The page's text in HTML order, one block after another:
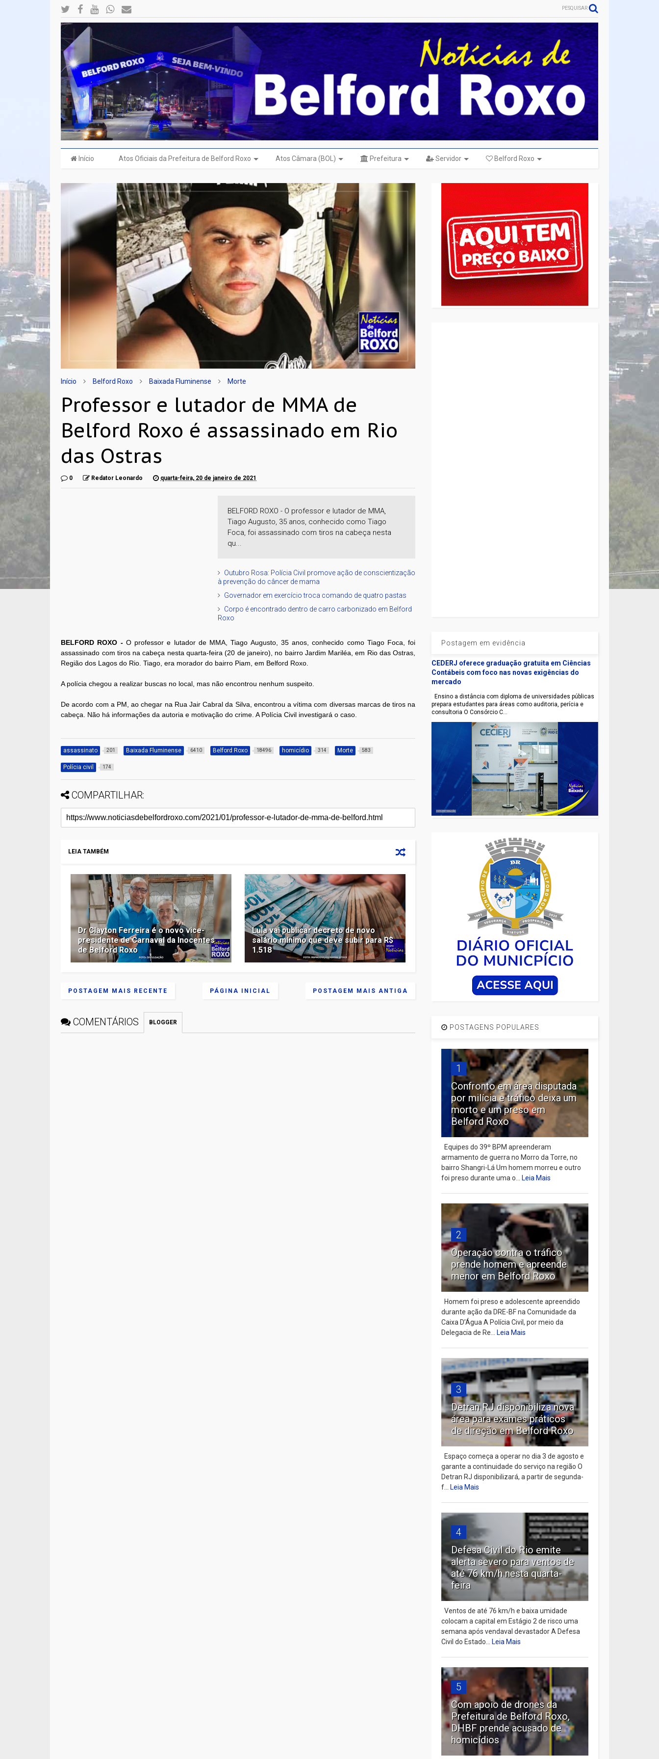
PESQUISAR
Início Atos Oficiais da Prefeitura de Belford Roxo Atos Câmara (BOL) Prefeitura Servidor Belford Roxo
Início Belford Roxo Baixada Fluminense Morte
Professor e lutador de MMA de
Belford Roxo é assassinado em Rio
das Ostras
0 Redator Leonardo quarta-feira, 20 de janeiro de 2021
BELFORD ROXO - O professor e lutador de MMA,
Tiago Augusto, 35 anos, conhecido como Tiago
Foca, foi assassinado com tiros na cabeça nesta
qu...
Outubro Rosa: Polícia Civil promove ação de conscientização
à prevenção do câncer de mama
Governador em exercício troca comando de quatro pastas
Corpo é encontrado dentro de carro carbonizado em Belford
Roxo
BELFORD ROXO - O professor e lutador de MMA, Tiago Augusto, 35 anos, conhecido como Tiago Foca, foi
assassinado com tiros na cabeça nesta quarta-feira (20 de janeiro), no bairro Jardim Mariléa, em Rio das Ostras,
Região dos Lagos do Rio. Tiago, era morador do bairro Piam, em Belford Roxo.
A polícia chegou a realizar buscas no local, mas não encontrou nenhum suspeito.
De acordo com a PM, ao chegar na Rua Jair Cabral da Silva, encontrou a vítima com diversas marcas de tiros na
cabeça. Não há informações da autoria e motivação do crime. A Polícia Civil investigará o caso.
assassinato 201 Baixada Fluminense 6410 Belford Roxo 18496 homicídio 314 Morte 583
Polícia civil 174
COMPARTILHAR:
LEIA TAMBÉM
Dr Clayton Ferreira é o novo vice-
presidente de Carnaval da Inocentes
de Belford Roxo
Lula vai publicar decreto de novo
salário mínimo que deve subir para R$
1.518
POSTAGEM MAIS RECENTE POSTAGEM MAIS ANTIGA
PÁGINA INICIAL
COMENTÁRIOS BLOGGER
Postagem em evidência
CEDERJ oferece graduação gratuita em Ciências
Contábeis com foco nas novas exigências do
mercado
Ensino a distância com diploma de universidades públicas
prepara estudantes para áreas como auditoria, perícia e
consultoria O Consórcio C...
POSTAGENS POPULARES
1
Confronto em área disputada
por milícia e tráfico deixa um
morto e um preso em
Belford Roxo
Equipes do 39º BPM apreenderam
armamento de guerra no Morro da Torre, no
bairro Shangri-Lá Um homem morreu e outro
foi preso durante uma o...Leia Mais
2
Operação contra o tráfico
prende homem e apreende
menor em Belford Roxo
Homem foi preso e adolescente apreendido
durante ação da DRE-BF na Comunidade da
Caixa D’Água A Polícia Civil, por meio da
Delegacia de Re...Leia Mais
3
Detran RJ disponibiliza nova
área para exames práticos
de direção em Belford Roxo
Espaço começa a operar no dia 3 de agosto e
garante a continuidade do serviço na região O
Detran RJ disponibilizará, a partir de segunda-
f...Leia Mais
4
Defesa Civil do Rio emite
alerta severo para ventos de
até 76 km/h nesta quarta-
feira
Ventos de até 76 km/h e baixa umidade
colocam a capital em Estágio 2 de risco uma
semana após vendaval devastador A Defesa
Civil do Estado...Leia Mais
5
Com apoio de drones da
Prefeitura de Belford Roxo,
DHBF prende acusado de
homicídios